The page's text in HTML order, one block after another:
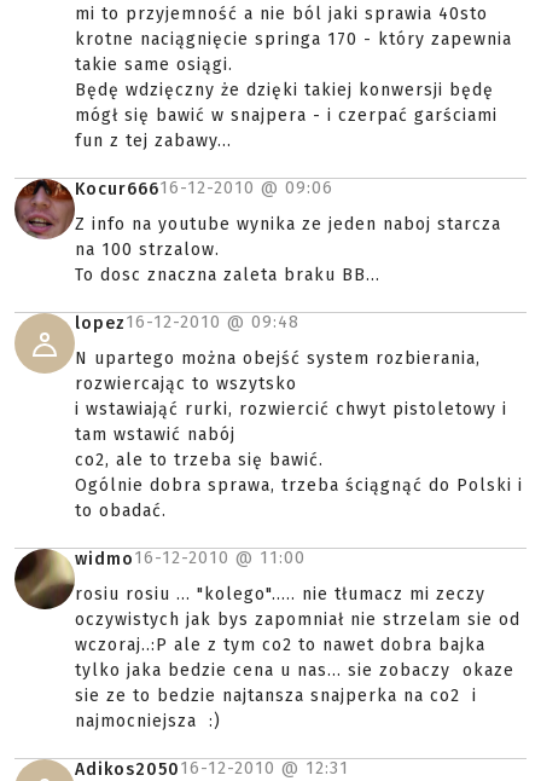
mi to przyjemność a nie ból jaki sprawia 40sto
krotne naciągnięcie springa 170 - który zapewnia
takie same osiągi.
Będę wdzięczny że dzięki takiej konwersji będę
mógł się bawić w snajpera - i czerpać garściami
fun z tej zabawy...
Kocur66616-12-2010 @ 09:06
Z info na youtube wynika ze jeden naboj starcza
na 100 strzalow.
To dosc znaczna zaleta braku BB...
lopez16-12-2010 @ 09:48
N upartego można obejść system rozbierania,
rozwiercając to wszytsko
i wstawiająć rurki, rozwiercić chwyt pistoletowy i
tam wstawić nabój
co2, ale to trzeba się bawić.
Ogólnie dobra sprawa, trzeba ściągnąć do Polski i
to obadać.
widmo16-12-2010 @ 11:00
rosiu rosiu ... "kolego"..... nie tłumacz mi zeczy
oczywistych jak bys zapomniał nie strzelam sie od
wczoraj..:P ale z tym co2 to nawet dobra bajka
tylko jaka bedzie cena u nas... sie zobaczy okaze
sie ze to bedzie najtansza snajperka na co2 i
najmocniejsza :)
Adikos205016-12-2010 @ 12:31